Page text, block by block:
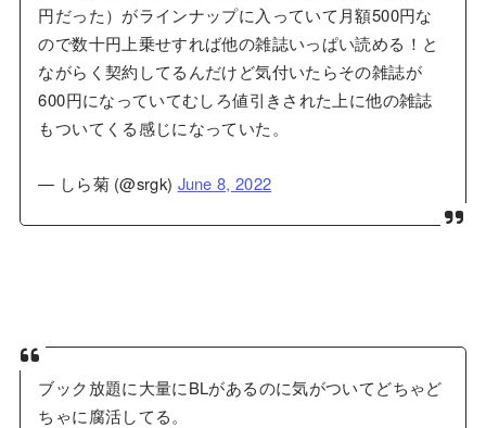
円だった）がラインナップに入っていて月額500円な
ので数十円上乗せすれば他の雑誌いっぱい読める！と
ながらく契約してるんだけど気付いたらその雑誌が
600円になっていてむしろ値引きされた上に他の雑誌
もついてくる感じになっていた。
— しら菊 (@srgk) June 8, 2022
ブック放題に大量にBLがあるのに気がついてどちゃど
ちゃに腐活してる。